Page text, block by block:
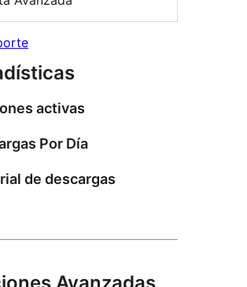
activas
Por Día
de descargas